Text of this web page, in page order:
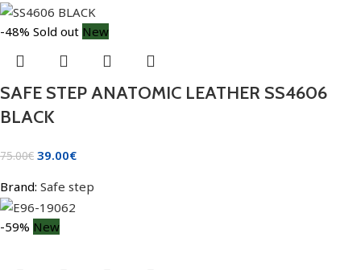
-48% Sold out New
SAFE STEP ANATOMIC LEATHER SS4606
BLACK
75.00€ 39.00€
Brand: Safe step
-59% New